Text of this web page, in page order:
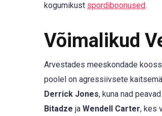
kogumikust spordiboonused.
Võimalikud
Arvestades meeskondade
poolel on agressiivsete
Derrick Jones, kuna nad
Bitadze ja Wendell Carter, kes